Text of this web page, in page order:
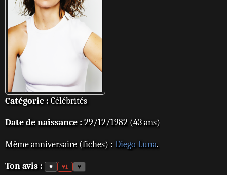
Catégorie : Célébrités
Date de naissance : 29/12/1982 (43 ans)
Même anniversaire (fiches) : Diego Luna.
Ton avis : ♥ ♥1 ♥